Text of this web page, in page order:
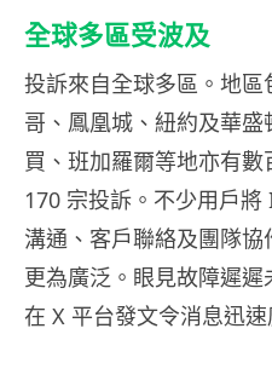
全球多區受波及
投訴來自全球多區。地
哥、鳳凰城、紐約及華
買、班加羅爾等地亦有
170 宗投訴。不少用戶
溝通、客戶聯絡及團隊
更為廣泛。眼見故障遲
在 X 平台發文令消息迅速